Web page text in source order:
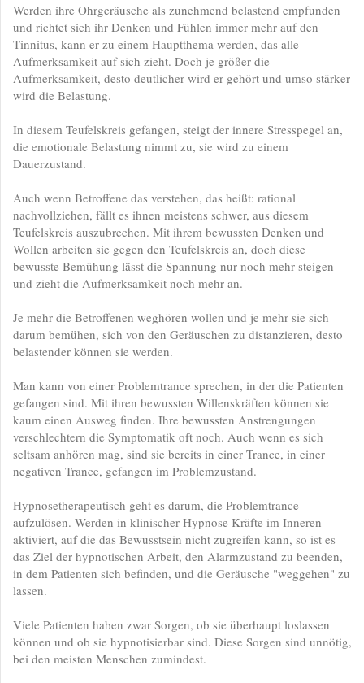
Werden ihre Ohrgeräusche als zunehmend belastend empfunden
und richtet sich ihr Denken und Fühlen immer mehr auf den
Tinnitus, kann er zu einem Hauptthema werden, das alle
Aufmerksamkeit auf sich zieht. Doch je größer die
Aufmerksamkeit, desto deutlicher wird er gehört und umso stärker
wird die Belastung.
In diesem Teufelskreis gefangen, steigt der innere Stresspegel an,
die emotionale Belastung nimmt zu, sie wird zu einem
Dauerzustand.
Auch wenn Betroffene das verstehen, das heißt: rational
nachvollziehen, fällt es ihnen meistens schwer, aus diesem
Teufelskreis auszubrechen. Mit ihrem bewussten Denken und
Wollen arbeiten sie gegen den Teufelskreis an, doch diese
bewusste Bemühung lässt die Spannung nur noch mehr steigen
und zieht die Aufmerksamkeit noch mehr an.
Je mehr die Betroffenen weghören wollen und je mehr sie sich
darum bemühen, sich von den Geräuschen zu distanzieren, desto
belastender können sie werden.
Man kann von einer Problemtrance sprechen, in der die Patienten
gefangen sind. Mit ihren bewussten Willenskräften können sie
kaum einen Ausweg finden. Ihre bewussten Anstrengungen
verschlechtern die Symptomatik oft noch. Auch wenn es sich
seltsam anhören mag, sind sie bereits in einer Trance, in einer
negativen Trance, gefangen im Problemzustand.
Hypnosetherapeutisch geht es darum, die Problemtrance
aufzulösen. Werden in klinischer Hypnose Kräfte im Inneren
aktiviert, auf die das Bewusstsein nicht zugreifen kann, so ist es
das Ziel der hypnotischen Arbeit, den Alarmzustand zu beenden,
in dem Patienten sich befinden, und die Geräusche "weggehen" zu
lassen.
Viele Patienten haben zwar Sorgen, ob sie überhaupt loslassen
können und ob sie hypnotisierbar sind. Diese Sorgen sind unnötig,
bei den meisten Menschen zumindest.